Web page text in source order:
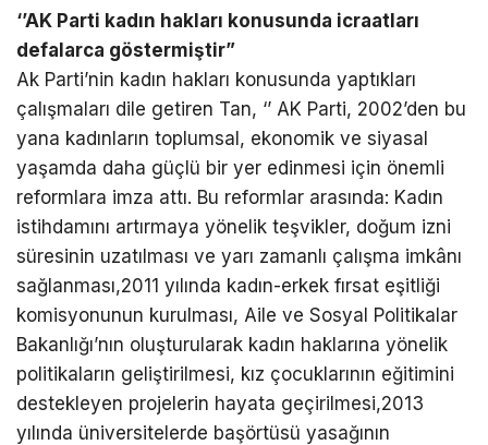
‘’AK Parti kadın hakları konusunda icraatları
defalarca göstermiştir”
Ak Parti’nin kadın hakları konusunda yaptıkları
çalışmaları dile getiren Tan, ‘’ AK Parti, 2002’den bu
yana kadınların toplumsal, ekonomik ve siyasal
yaşamda daha güçlü bir yer edinmesi için önemli
reformlara imza attı. Bu reformlar arasında: Kadın
istihdamını artırmaya yönelik teşvikler, doğum izni
süresinin uzatılması ve yarı zamanlı çalışma imkânı
sağlanması,2011 yılında kadın-erkek fırsat eşitliği
komisyonunun kurulması, Aile ve Sosyal Politikalar
Bakanlığı’nın oluşturularak kadın haklarına yönelik
politikaların geliştirilmesi, kız çocuklarının eğitimini
destekleyen projelerin hayata geçirilmesi,2013
yılında üniversitelerde başörtüsü yasağının